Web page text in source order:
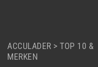
ACCULADER > TOP 10 &
MERKEN